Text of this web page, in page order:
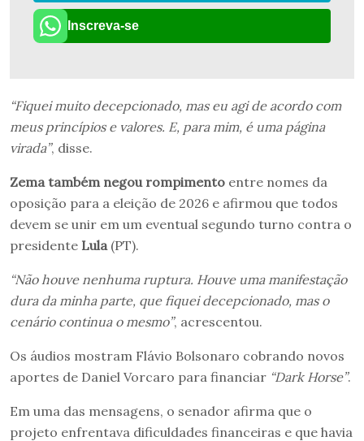
Inscreva-se
“Fiquei muito decepcionado, mas eu agi de acordo com
meus princípios e valores. E, para mim, é uma página
virada”, disse.
Zema também negou rompimento entre nomes da
oposição para a eleição de 2026 e afirmou que todos
devem se unir em um eventual segundo turno contra o
presidente Lula (PT).
“Não houve nenhuma ruptura. Houve uma manifestação
dura da minha parte, que fiquei decepcionado, mas o
cenário continua o mesmo”, acrescentou.
Os áudios mostram Flávio Bolsonaro cobrando novos
aportes de Daniel Vorcaro para financiar “Dark Horse”.
Em uma das mensagens, o senador afirma que o
projeto enfrentava dificuldades financeiras e que havia